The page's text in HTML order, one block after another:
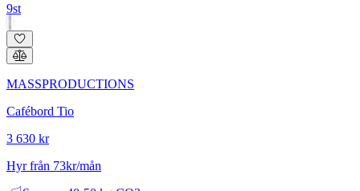
9st
MASSPRODUCTIONS
Cafébord Tio
3 630 kr
Hyr från 73kr/mån